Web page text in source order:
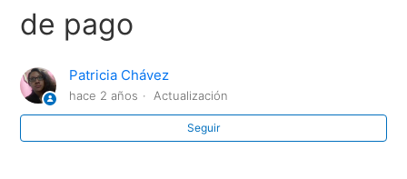
Dividir nota de venta
Modificar descuento en nota de venta
Complemento carta porte 3.1 (Autotransporte
de pago
Patricia Chávez
hace 2 años Actualización
Seguir